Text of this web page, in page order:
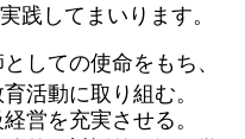
践してまいります。
しての使命をもち、
活動に取り組む。
営を充実させる。